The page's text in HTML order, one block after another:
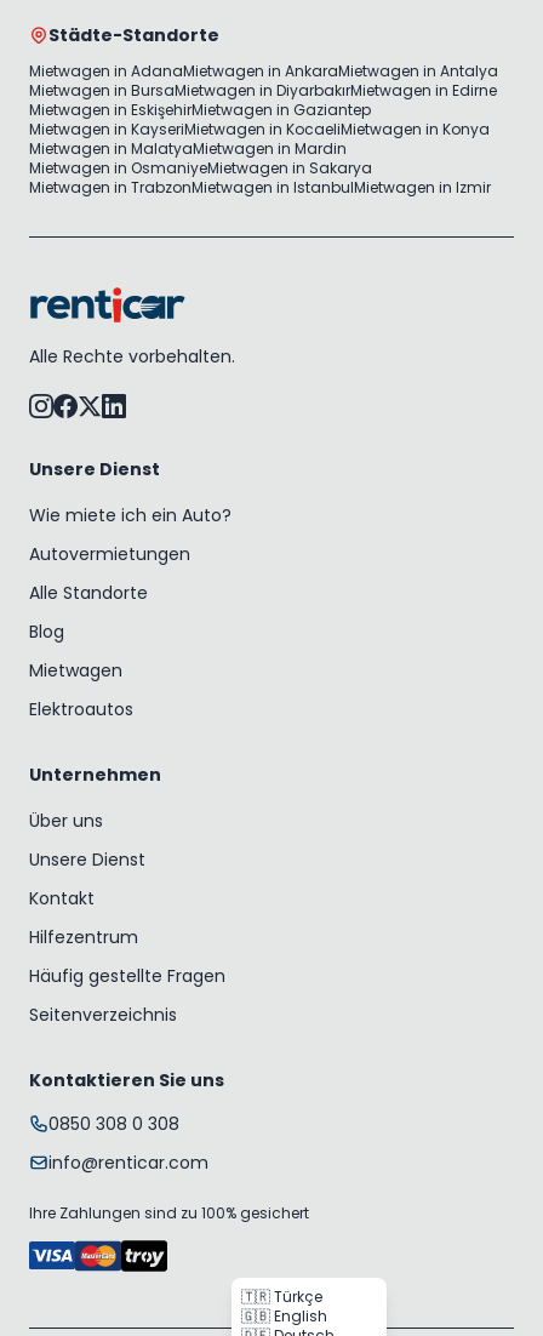
Städte-Standorte
Mietwagen in AdanaMietwagen in AnkaraMietwagen in Antalya
Mietwagen in BursaMietwagen in DiyarbakırMietwagen in Edirne
Mietwagen in EskişehirMietwagen in Gaziantep
Mietwagen in KayseriMietwagen in KocaeliMietwagen in Konya
Mietwagen in MalatyaMietwagen in Mardin
Mietwagen in OsmaniyeMietwagen in Sakarya
Mietwagen in TrabzonMietwagen in IstanbulMietwagen in Izmir
Alle Rechte vorbehalten.
Unsere Dienst
Wie miete ich ein Auto?
Autovermietungen
Alle Standorte
Blog
Mietwagen
Elektroautos
Unternehmen
Über uns
Unsere Dienst
Kontakt
Hilfezentrum
Häufig gestellte Fragen
Seitenverzeichnis
Kontaktieren Sie uns
0850 308 0 308
info@renticar.com
Ihre Zahlungen sind zu 100% gesichert
🇹🇷 Türkçe
🇬🇧 English